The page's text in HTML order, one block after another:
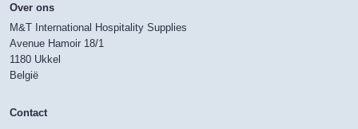
Over ons
M&T International Hospitality Supplies
Avenue Hamoir 18/1
1180 Ukkel
België
Contact